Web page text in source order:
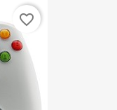
favorite_border